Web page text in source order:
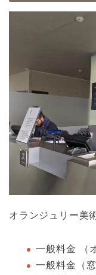
オランジュリー美
一般料金 （
一般料金（